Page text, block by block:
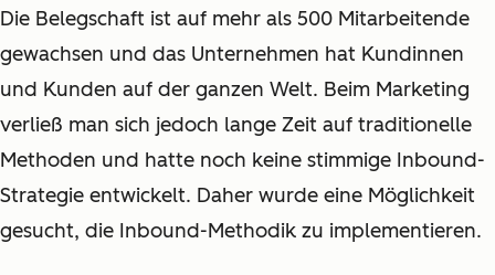
Die Belegschaft ist auf mehr als 500 Mitarbeitende
gewachsen und das Unternehmen hat Kundinnen
und Kunden auf der ganzen Welt. Beim Marketing
verließ man sich jedoch lange Zeit auf traditionelle
Methoden und hatte noch keine stimmige Inbound-
Strategie entwickelt. Daher wurde eine Möglichkeit
gesucht, die Inbound-Methodik zu implementieren.